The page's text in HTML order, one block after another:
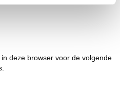
deze browser voor de volgende